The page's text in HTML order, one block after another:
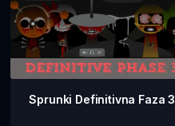
Sprunki Definitivna Faza 3